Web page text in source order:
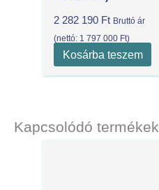
2 282 190 Ft Bruttó ár
(nettó: 1 797 000 Ft)
Kosárba teszem
Kapcsolódó termékek